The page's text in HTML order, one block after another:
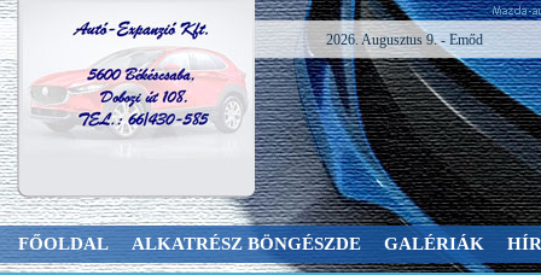
2026. Augusztus 9. - Emőd
FŐOLDAL ALKATRÉSZ BÖNGÉSZDE GALÉRIÁK